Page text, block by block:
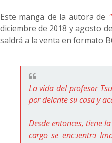
Este manga de la autora de
diciembre de 2018 y agosto
saldrá a la venta en formato
La vida del profesor
por delante su casa y
Desde entonces, tiene
cargo se encuentra